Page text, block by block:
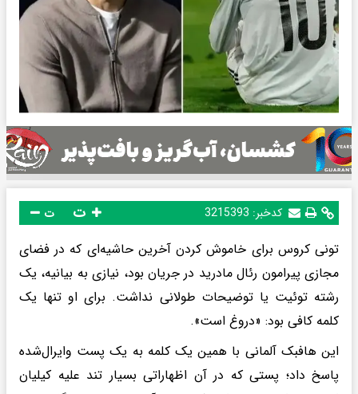
کدخبر: 3215393 ت
تونی کروس برای خاموش کردن آخرین حاشیه‌ای که در فضای
مجازی پیرامون رئال مادرید در جریان بود، نیازی به بیانیه، یک
رشته توئیت یا توضیحات طولانی نداشت. برای او تنها یک
کلمه کافی بود: «دروغ است».
این هافبک آلمانی با همین یک کلمه به یک پست وایرال‌شده
پاسخ داد؛ پستی که در آن اظهاراتی بسیار تند علیه کیلیان